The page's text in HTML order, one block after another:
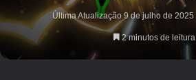
Última Atualização 9 de julho de 2025
2 minutos de leitura